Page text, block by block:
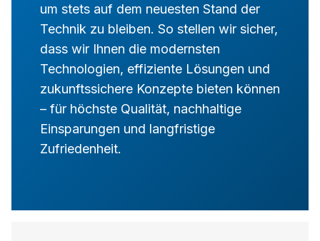
um stets auf dem neuesten Stand der
Technik zu bleiben. So stellen wir sicher,
dass wir Ihnen die modernsten
Technologien, effiziente Lösungen und
zukunftssichere Konzepte bieten können
– für höchste Qualität, nachhaltige
Einsparungen und langfristige
Zufriedenheit.